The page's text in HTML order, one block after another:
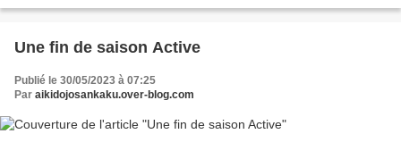
Une fin de saison Active
Publié le 30/05/2023 à 07:25
Par aikidojosankaku.over-blog.com